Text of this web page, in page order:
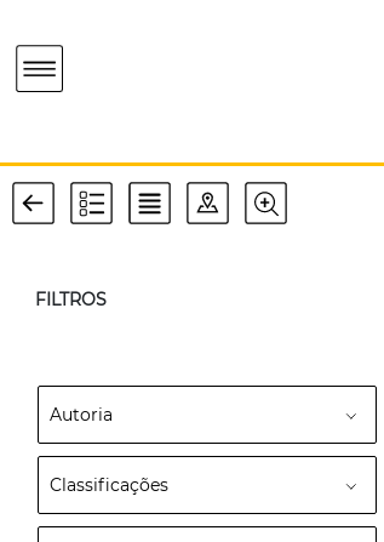
FILTROS
Autoria
Classificações